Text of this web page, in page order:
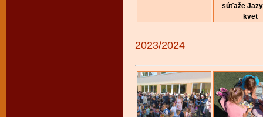
súťaže
kvet
2023/2024